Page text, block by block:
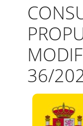
36/